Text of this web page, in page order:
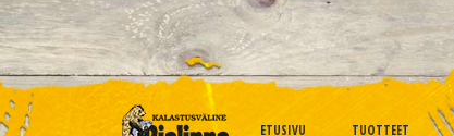
ETUSIVU TUOTTEET